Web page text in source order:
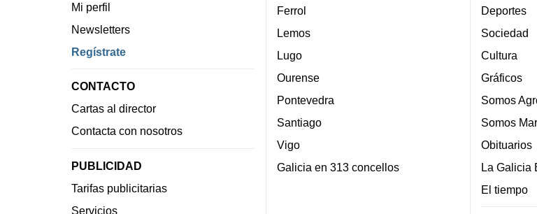
Mi perfil
Newsletters
Regístrate
CONTACTO
Cartas al director
Contacta con nosotros
PUBLICIDAD
Tarifas publicitarias
Servicios
Ferrol
Lemos
Lugo
Ourense
Pontevedra
Santiago
Vigo
Galicia en 313 concellos
Deportes
Sociedad
Cultura
Gráficos
Somos
Somos Mar
Obituarios
La Galicia
El tiempo